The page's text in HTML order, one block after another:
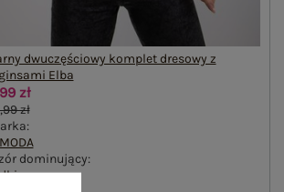
dwuczęściowy komplet dresowy z
Elba
zł
zł
dominujący: